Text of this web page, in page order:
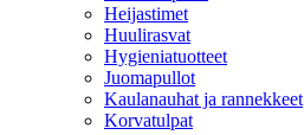
Heijastimet
Huulirasvat
Hygieniatuotteet
Juomapullot
Kaulanauhat ja rannekkeet
Korvatulpat